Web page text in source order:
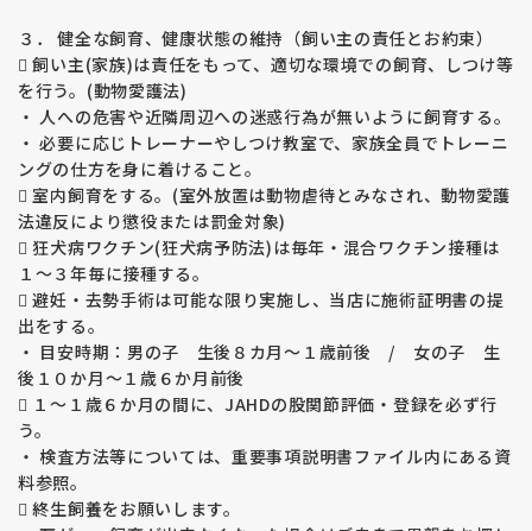
が似ることもあるため、数値の高い子の繁殖はしていません。
【外耳炎】
外耳炎についても親子の体質が似ますので、耳の弱い子の繁殖
はしておりません。
【prcd-ＰＲＡ、ＰＲＡ１、ＰＲＡ２】
福田ブリーダーの親犬たちは全頭検査済み、生まれてくる子犬
たちはprcd-ＰＲＡ、ＰＲＡ１、ＰＲＡ２を発症しない掛け合
わせで繁殖をしています。
ゴールデン・レトレバーのprcd-ＰＲＡ、ＰＲＡ１、ＰＲＡ２
（ラブラドールはprcd-ＰＲＡのみ）は遺伝病です。
ＰＲＡは進行性網膜委縮症という病気で目が見えなくなってし
まう病気です。治療方法はありません。
【運動誘発性虚脱 （EIC）】
福田ブリーダーの親犬たち（ラブラドールのみ）は全頭検査済
み、生まれてくる子犬たちはEICを発症しない掛け合わせで繁
殖をしています。
ラブラドル・レトレバーの運動誘発性虚脱（EIC）は遺伝病で
す。
激しい運動で虚脱が誘発され、四肢が硬直して動かなくなって
３． 健全な飼育、健康状態の維持（飼い主の責任とお約束）
 飼い主(家族)は責任をもって、適切な環境での飼育、しつけ等
を行う。(動物愛護法)
・ 人への危害や近隣周辺への迷惑行為が無いように飼育する。
・ 必要に応じトレーナーやしつけ教室で、家族全員でトレーニ
ングの仕方を身に着けること。
 室内飼育をする。(室外放置は動物虐待とみなされ、動物愛護
法違反により懲役または罰金対象)
 狂犬病ワクチン(狂犬病予防法)は毎年・混合ワクチン接種は
１～３年毎に接種する。
 避妊・去勢手術は可能な限り実施し、当店に施術証明書の提
出をする。
・ 目安時期：男の子 生後８カ月～１歳前後 / 女の子 生
後１０か月～１歳６か月前後
 １～１歳６か月の間に、JAHDの股関節評価・登録を必ず行
う。
・ 検査方法等については、重要事項説明書ファイル内にある資
料参照。
 終生飼養をお願いします。